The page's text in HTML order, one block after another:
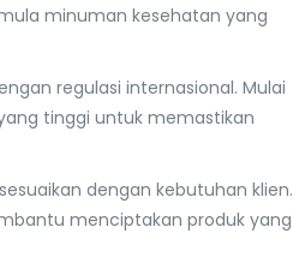
minuman kesehatan yang
regulasi internasional. Mulai
tinggi untuk memastikan
dengan kebutuhan klien.
menciptakan produk yang